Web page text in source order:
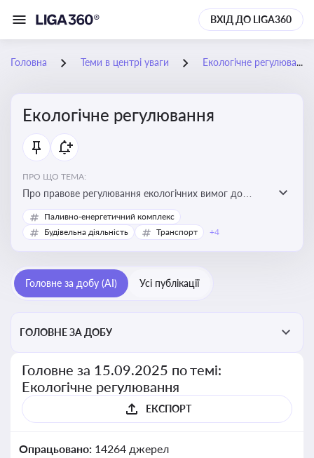
ВХІД ДО LIGA360
Головна Теми в центрі уваги Екологічне регулювання
Екологічне регулювання
ПРО ЩО ТЕМА:
Про правове регулювання екологічних вимог до
виробництв, включно з дозволами, перевірками,
стандартами викидів і гармонізацією з
Паливно-енергетичний комплекс
Будівельна діяльність
Транспорт +4
Головне за добу (AI) Усі публікації
ГОЛОВНЕ ЗА ДОБУ
Головне за 15.09.2025 по темі:
Екологічне регулювання
ЕКСПОРТ
Опрацьовано: 14264 джерел